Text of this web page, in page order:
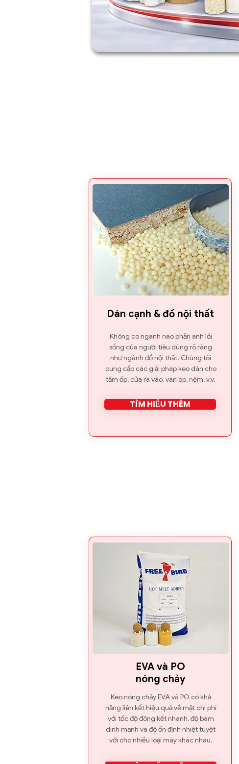
Dán cạnh & đồ nội thất
Không có ngành nào phản ánh lối
sống của người tiêu dùng rõ ràng
như ngành đồ nội thất. Chúng tôi
cung cấp các giải pháp keo dán cho
tấm ốp, cửa ra vào, ván ép, nệm, v.v.
TÌM HIỂU THÊM
EVA và PO
nóng chảy
Keo nóng chảy EVA và PO có khả
năng liên kết hiệu quả về mặt chi phí
với tốc độ đông kết nhanh, độ bám
dính mạnh và độ ổn định nhiệt tuyệt
vời cho nhiều loại máy khác nhau.​